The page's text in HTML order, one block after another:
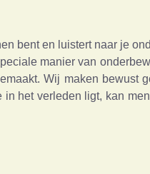
bent en luistert naar je
manier van
Wij maken bewust
het verleden ligt, kan